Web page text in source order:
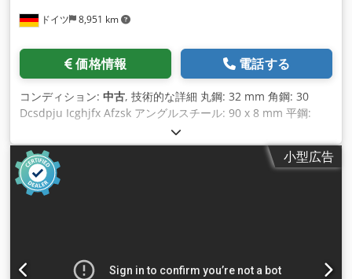
ドイツ 8,951 km
価格情報 電話する
コンディション: 中古, 技術的な詳細 丸鋼: 32 mm 角鋼: 30
Dcsdpju Icghjfx Afzsk アングルスチール: 90 x 8 mm 平鋼:
100 x 18 mm ブレード長: 220 mm 剪断ストローク数: 最大30
ストローク/分 p.min. 使用電圧: 220/380-50 V 定格電流:
15.8/8.55 接続負荷： 4.8 kW 機械重量 約1.1トン 寸法 LxWxH:
0.8 x 1.2 x 1.3 m 能力 - 板金: 16mm - Tプロファイル：45°：
65 x 7mm、直角：90 x 8mm 油圧プロファイルスチールシャ
小型広告